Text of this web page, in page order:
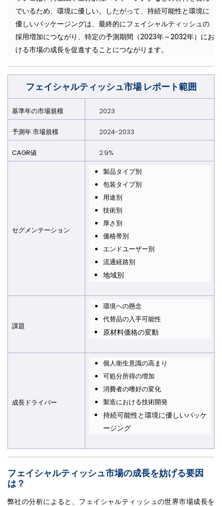
でいるため、環境に優しい。したがって、持続可能性と環境に
優しいパッケージングは、最終的にフェイシャルティッシュの
採用増加につながり、特定の予測期間（2023年～2032年）にお
ける市場の成長を促進することにつながります。
フェイシャルティッシュ市場 レポート範囲
基準年の市場規模 2023
予測年 市場規模 2024-2033
CAGR値 2.9%
セグメンテーション
製品タイプ別
包装タイプ別
用途別
技術別
厚さ別
価格帯別
エンドユーザー別
流通経路別
地域別
課題
環境への懸念
代替品の入手可能性
原材料価格の変動
成長ドライバー
個人衛生意識の高まり
可処分所得の増加
消費者の嗜好の変化
製造における技術開発
持続可能性と環境に優しいパッケ
ージング
フェイシャルティッシュ市場の成長を妨げる要因
は？
弊社の分析によると、フェイシャルティッシュの世界市場成長を